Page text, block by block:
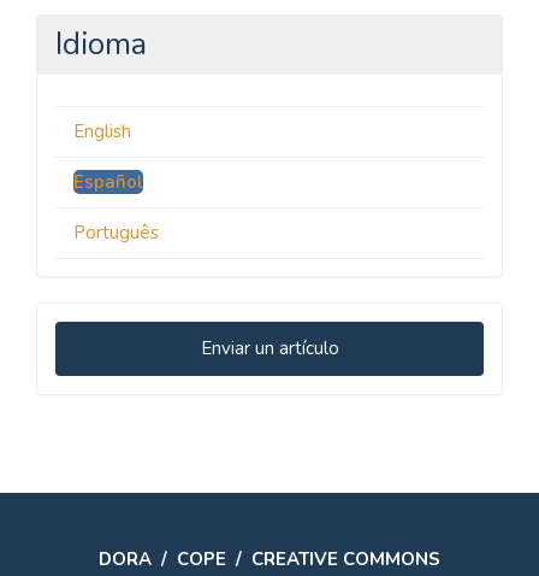
Idioma
English
Español
Português
Enviar
un
Enviar un artículo
DORA / COPE / CREATIVE COMMONS